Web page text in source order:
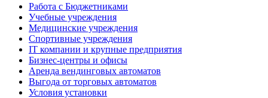
Работа с Бюджетниками
Учебные учреждения
Медицинские учреждения
Спортивные учреждения
IT компании и крупные предприятия
Бизнес-центры и офисы
Аренда вендинговых автоматов
Выгода от торговых автоматов
Условия установки